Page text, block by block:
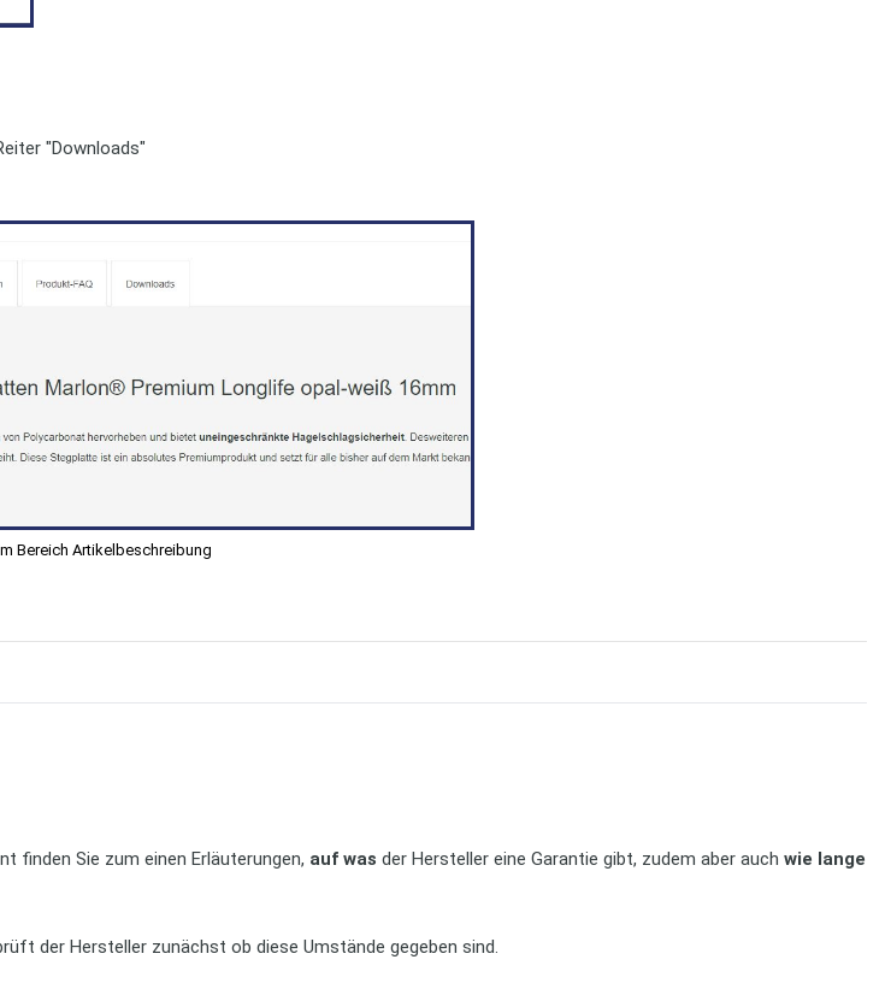
"Downloads"
Bereich Artikelbeschreibung
finden Sie zum einen Erläuterungen, auf was der Hersteller eine Garantie gibt, zudem aber auch wie lange
der Hersteller zunächst ob diese Umstände gegeben sind.